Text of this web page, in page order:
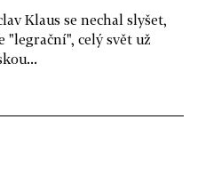
Klaus se nechal slyšet,
"legrační", celý svět už